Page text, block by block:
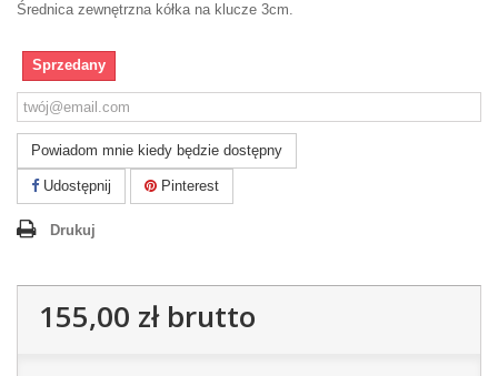
Średnica zewnętrzna kółka na klucze 3cm.
Sprzedany
Powiadom mnie kiedy będzie dostępny
Udostępnij Pinterest
Drukuj
155,00 złbrutto